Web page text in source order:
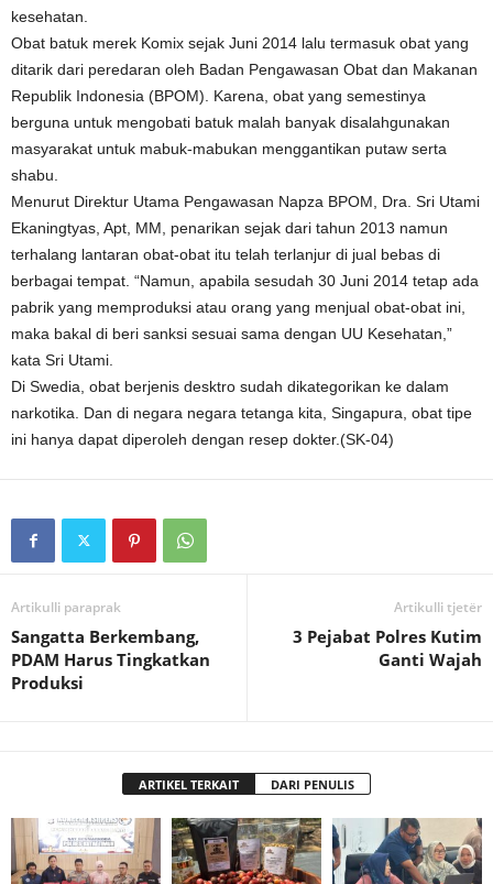
kesehatan.
Obat batuk merek Komix sejak Juni 2014 lalu termasuk obat yang
ditarik dari peredaran oleh Badan Pengawasan Obat dan Makanan
Republik Indonesia (BPOM). Karena, obat yang semestinya
berguna untuk mengobati batuk malah banyak disalahgunakan
masyarakat untuk mabuk-mabukan menggantikan putaw serta
shabu.
Menurut Direktur Utama Pengawasan Napza BPOM, Dra. Sri Utami
Ekaningtyas, Apt, MM, penarikan sejak dari tahun 2013 namun
terhalang lantaran obat-obat itu telah terlanjur di jual bebas di
berbagai tempat. “Namun, apabila sesudah 30 Juni 2014 tetap ada
pabrik yang memproduksi atau orang yang menjual obat-obat ini,
maka bakal di beri sanksi sesuai sama dengan UU Kesehatan,”
kata Sri Utami.
Di Swedia, obat berjenis desktro sudah dikategorikan ke dalam
narkotika. Dan di negara negara tetanga kita, Singapura, obat tipe
ini hanya dapat diperoleh dengan resep dokter.(SK-04)
Artikulli paraprak
Sangatta Berkembang,
PDAM Harus Tingkatkan
Produksi
Artikulli tjetër
3 Pejabat Polres Kutim
Ganti Wajah
ARTIKEL TERKAIT DARI PENULIS